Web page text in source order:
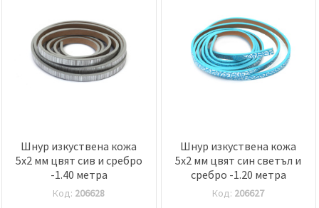
Шнур изкуствена кожа
5x2 мм цвят сив и сребро
-1.40 метра
Код: 206628
Шнур изкуствена кожа
5x2 мм цвят син светъл и
сребро -1.20 метра
Код: 206627